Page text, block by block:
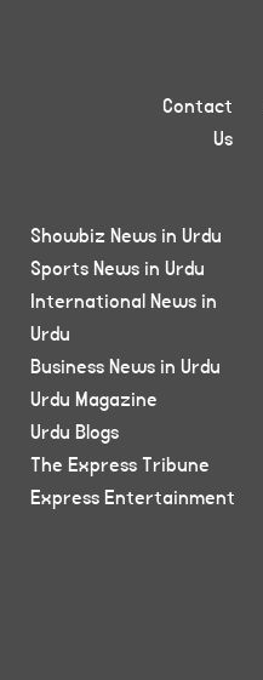
Contact
Us
Showbiz News in Urdu
Sports News in Urdu
International News in
Urdu
Business News in Urdu
Urdu Magazine
Urdu Blogs
The Express Tribune
Express Entertainment